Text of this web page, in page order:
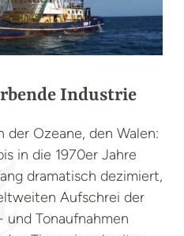
Industrie
Ozeane, den Walen:
in die 1970er Jahre
dramatisch dezimiert,
Aufschrei der
und Tonaufnahmen